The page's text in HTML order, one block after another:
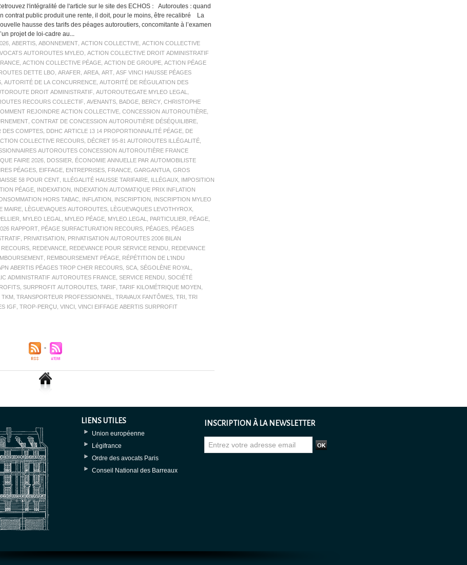
l'intégralité de l'article sur le site des ECHOS : Autoroutes : quand
contrat public produit une rente, il doit, pour le moins, être recalibré La
hausse des tarifs des péages autoroutiers, concomitante à l’examen
projet de loi-cadre au...
, ABERTIS, ABONNEMENT, ACTION COLLECTIVE, ACTION COLLECTIVE
AUTOROUTES MYLEO, ACTION COLLECTIVE DROIT ADMINISTRATIF
, ACTION COLLECTIVE PÉAGE, ACTION DE GROUPE, ACTION PÉAGE
DETTE LBO, ARAFER, AREA, ART, ASF VINCI HAUSSE PÉAGES
, AUTORITÉ DE LA CONCURRENCE, AUTORITÉ DE RÉGULATION DES
DROIT ADMINISTRATIF, AUTOROUTEGATE MYLEO LEGAL,
RECOURS COLLECTIF, AVENANTS, BADGE, BERCY, CHRISTOPHE
REJOINDRE ACTION COLLECTIVE, CONCESSION AUTOROUTIÈRE,
, CONTRAT DE CONCESSION AUTOROUTIÈRE DÉSÉQUILIBRE,
DES COMPTES, DDHC ARTICLE 13 14 PROPORTIONNALITÉ PÉAGE, DE
COLLECTIVE RECOURS, DÉCRET 95-81 AUTOROUTES ILLÉGALITÉ,
AUTOROUTES CONCESSION AUTOROUTIÈRE FRANCE
FAIRE 2026, DOSSIER, ÉCONOMIE ANNUELLE PAR AUTOMOBILISTE
PÉAGES, EIFFAGE, ENTREPRISES, FRANCE, GARGANTUA, GROS
58 POUR CENT, ILLÉGALITÉ HAUSSE TARIFAIRE, ILLÉGAUX, IMPOSITION
PÉAGE, INDEXATION, INDEXATION AUTOMATIQUE PRIX INFLATION
HORS TABAC, INFLATION, INSCRIPTION, INSCRIPTION MYLEO
MAIRE, LÈGUEVAQUES AUTOROUTES, LÈGUEVAQUES LEVOTHYROX,
, MYLEO LEGAL, MYLEO PÉAGE, MYLEO.LEGAL, PARTICULIER, PÉAGE,
RAPPORT, PÉAGE SURFACTURATION RECOURS, PÉAGES, PÉAGES
, PRIVATISATION, PRIVATISATION AUTOROUTES 2006 BILAN
RECOURS, REDEVANCE, REDEVANCE POUR SERVICE RENDU, REDEVANCE
, REMBOURSEMENT PÉAGE, RÉPÉTITION DE L'INDU
ABERTIS PÉAGES TROP CHER RECOURS, SCA, SÉGOLÈNE ROYAL,
ADMINISTRATIF AUTOROUTES FRANCE, SERVICE RENDU, SOCIÉTÉ
, SURPROFIT AUTOROUTES, TARIF, TARIF KILOMÉTRIQUE MOYEN,
TKM, TRANSPORTEUR PROFESSIONNEL, TRAVAUX FANTÔMES, TRI, TRI
IGF, TROP-PERÇU, VINCI, VINCI EIFFAGE ABERTIS SURPROFIT
LIENS UTILES
Union européenne
Légifrance
Ordre des avocats Paris
Conseil National des Barreaux
INSCRIPTION À LA NEWSLETTER